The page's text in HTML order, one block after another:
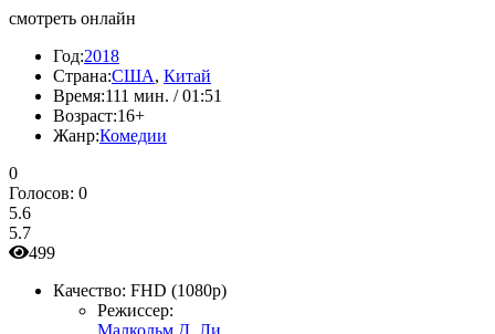
смотреть онлайн
Год:2018
Страна:США, Китай
Время:111 мин. / 01:51
Возраст:16+
Жанр:Комедии
0
Голосов: 0
5.6
5.7
499
Качество: FHD (1080p)
Режиссер:
Малкольм Д. Ли